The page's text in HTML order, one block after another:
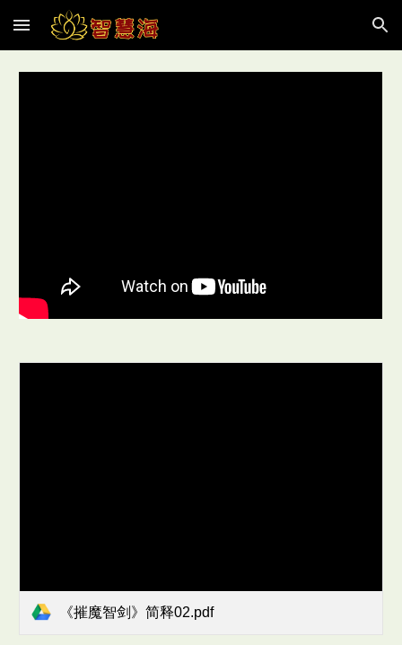
Skip to main content Skip to navigation
《摧魔智剑》简释02.pdf